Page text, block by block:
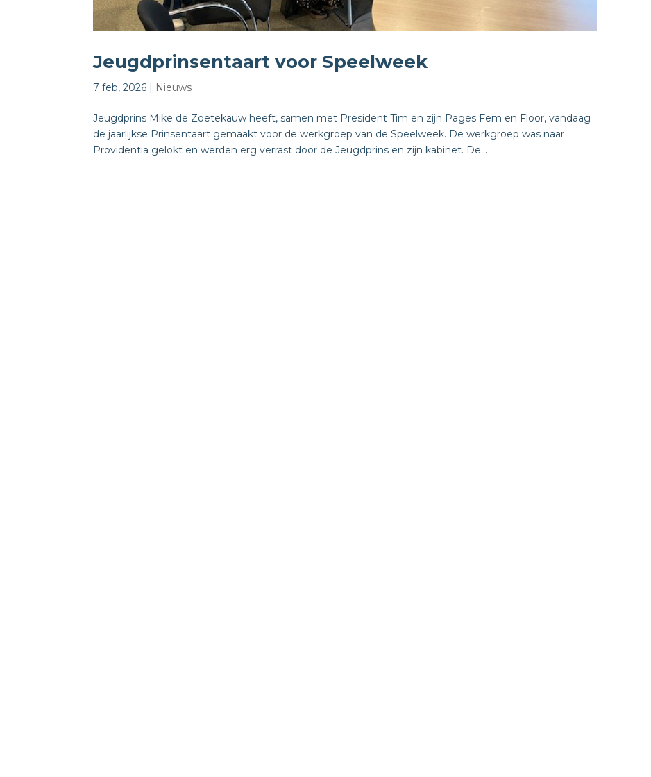
Jeugdprinsentaart voor Speelweek
7 feb, 2026 Nieuws
Jeugdprins Mike de Zoetekauw heeft, samen met President Tim en zijn Pages Fem en Floor, vandaag
de jaarlijkse Prinsentaart gemaakt voor de werkgroep van de Speelweek. De werkgroep was naar
Providentia gelokt en werden erg verrast door de Jeugdprins en zijn kabinet. De...